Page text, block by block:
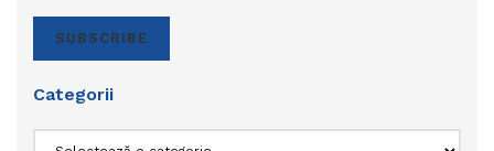
SUBSCRIBE
Categorii